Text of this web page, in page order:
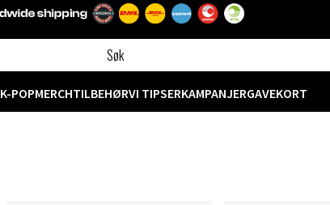
K-POPMERCHTILBEHØRVI TIPSERKAMPANJERGAVEKORT